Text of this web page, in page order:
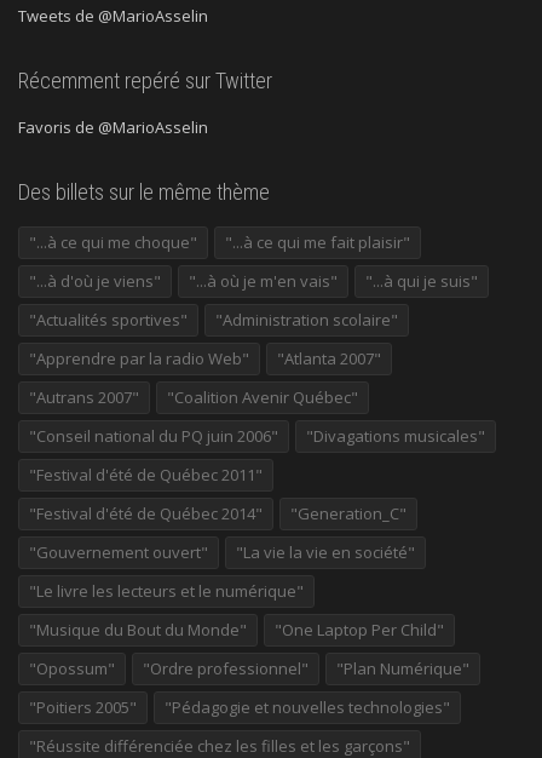
Tweets de @MarioAsselin
Récemment repéré sur Twitter
Favoris de @MarioAsselin
Des billets sur le même thème
"...à ce qui me choque"
"...à ce qui me fait plaisir"
"...à d'où je viens"
"...à où je m'en vais"
"...à qui je suis"
"Actualités sportives"
"Administration scolaire"
"Apprendre par la radio Web"
"Atlanta 2007"
"Autrans 2007"
"Coalition Avenir Québec"
"Conseil national du PQ juin 2006"
"Divagations musicales"
"Festival d'été de Québec 2011"
"Festival d'été de Québec 2014"
"Generation_C"
"Gouvernement ouvert"
"La vie la vie en société"
"Le livre les lecteurs et le numérique"
"Musique du Bout du Monde"
"One Laptop Per Child"
"Opossum"
"Ordre professionnel"
"Plan Numérique"
"Poitiers 2005"
"Pédagogie et nouvelles technologies"
"Réussite différenciée chez les filles et les garçons"